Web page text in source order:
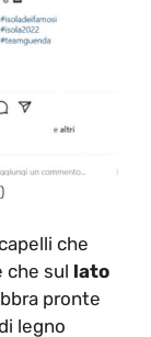
che
che sul lato
pronte
legno